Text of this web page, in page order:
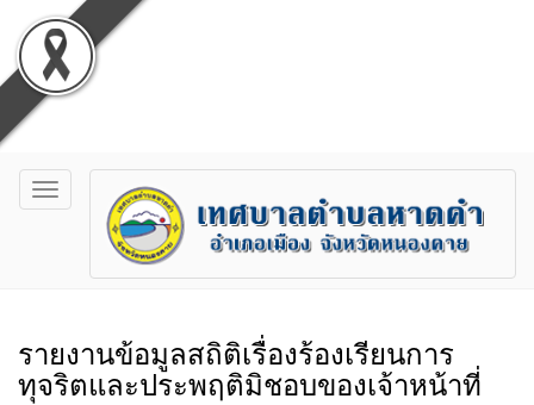
Toggle
navigation
รายงานข้อมูลสถิติเรื่องร้องเรียนการ
ทุจริตและประพฤติมิชอบของเจ้าหน้าที่